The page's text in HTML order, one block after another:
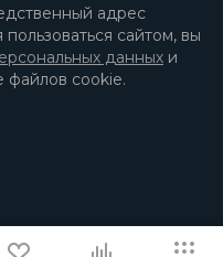
адрес
сайтом, вы
данных и
файлов cookie.